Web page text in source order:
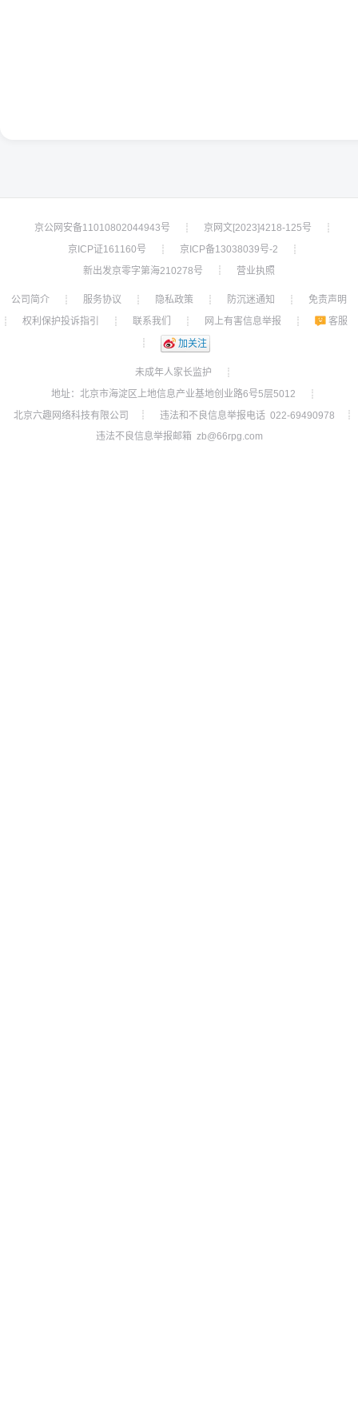
京公网安备11010802044943号 ┊ 京网文[2023]4218-125号
┊
京ICP证161160号
┊ 京ICP备13038039号-2
┊
新出发京零字第海210278号
┊ 营业执照
公司简介 ┊ 服务协议 ┊ 隐私政策 ┊ 防沉迷通知 ┊
免责声明
┊
权利保护投诉指引 ┊ 联系我们 ┊ 网上有害信息举报 ┊
客服
┊
加关注
未成年人家长监护
┊
地址：北京市海淀区上地信息产业基地创业路6号5层5012
┊
北京六趣网络科技有限公司
┊ 违法和不良信息举报电话 022-69490978
┊
违法不良信息举报邮箱 zb@66rpg.com